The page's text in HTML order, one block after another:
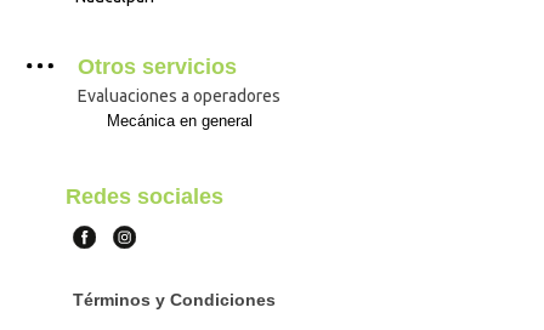
Otros servicios
Evaluaciones a operadores
Mecánica en general
Redes sociales
Términos y Condiciones